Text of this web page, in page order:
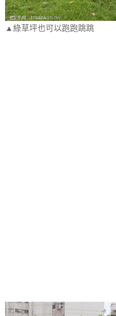
▲綠草坪也可以跑跑跳跳